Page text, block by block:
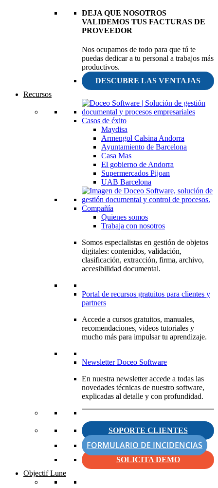
DEJA QUE NOSOTROS
VALIDEMOS TUS FACTURAS DE
PROVEEDOR
Nos ocupamos de todo para que tú te
puedas dedicar a tu personal a trabajos más
productivos.
DESCUBRE LAS VENTAJAS
Recursos
Casos de éxito
Maydisa
Armengol Calsina Andorra
Ayuntamiento de Barcelona
Casa Mas
El gobierno de Andorra
Supermercados Pijoan
UAB Barcelona
Compañía
Quienes somos
Trabaja con nosotros
Somos especialistas en gestión de objetos
digitales: contenidos, validación,
clasificación, extracción, firma, archivo,
accesibilidad documental.
Portal de recursos gratuitos para clientes y
partners
Accede a cursos gratuitos, manuales,
recomendaciones, videos tutoriales y
mucho más para impulsar tu aprendizaje.
Newsletter Doceo Software
En nuestra newsletter accede a todas las
novedades técnicas de nuestro software,
explicadas al detalle y con profundidad.
SOPORTE CLIENTES
FORMULARIO DE INCIDENCIAS
SOLICITA DEMO
Objectif Lune